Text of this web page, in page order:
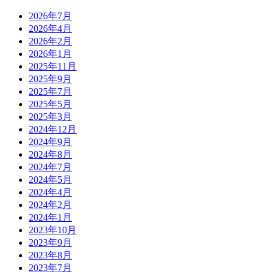
2026年7月
2026年4月
2026年2月
2026年1月
2025年11月
2025年9月
2025年7月
2025年5月
2025年3月
2024年12月
2024年9月
2024年8月
2024年7月
2024年5月
2024年4月
2024年2月
2024年1月
2023年10月
2023年9月
2023年8月
2023年7月